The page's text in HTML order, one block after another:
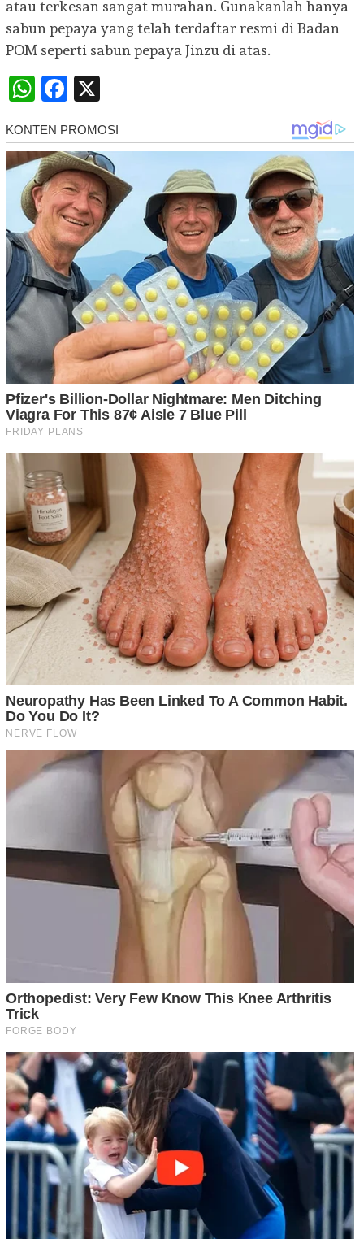
atau terkesan sangat murahan. Gunakanlah hanya
sabun pepaya yang telah terdaftar resmi di Badan
POM seperti sabun pepaya Jinzu di atas.
WhatsApp
Facebook